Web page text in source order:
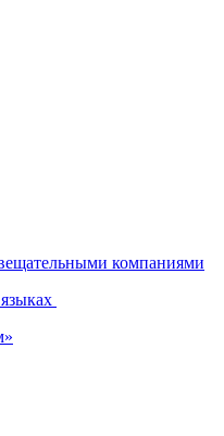
компаниями